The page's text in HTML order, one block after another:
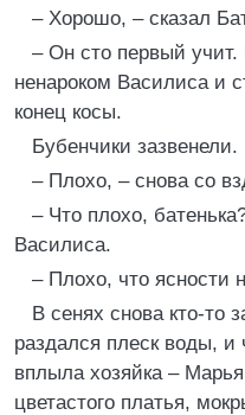
– Хорошо, – сказал
– Он сто первый
ненароком Василиса и
конец косы.
Бубенчики зазвенели.
– Плохо, – снова со
– Что плохо,
Василиса.
– Плохо, что ясности
В сенях снова кто-то
раздался плеск воды, и
вплыла хозяйка –
цветастого платья,